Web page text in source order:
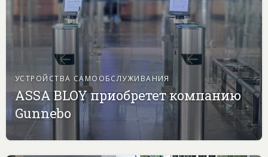
УСТРОЙСТВА САМООБСЛУЖИВАНИЯ
ASSA BLOY приобретет компанию
Gunnebo